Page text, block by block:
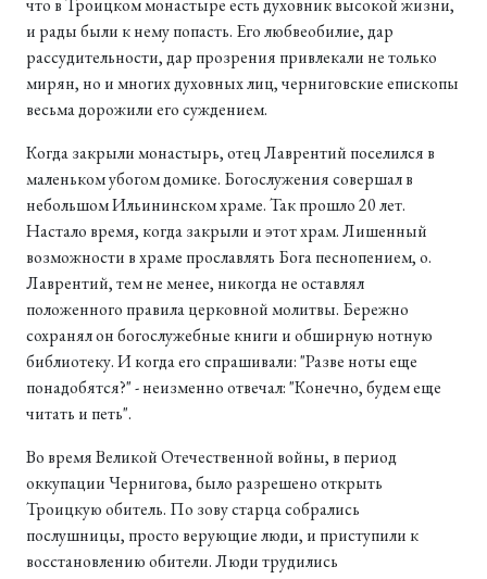
что в Троицком монастыре есть духовник высокой жизни,
и рады были к нему попасть. Его любвеобилие, дар
рассудительности, дар прозрения привлекали не только
мирян, но и многих духовных лиц, черниговские епископы
весьма дорожили его суждением.
Когда закрыли монастырь, отец Лаврентий поселился в
маленьком убогом домике. Богослужения совершал в
небольшом Ильининском храме. Так прошло 20 лет.
Настало время, когда закрыли и этот храм. Лишенный
возможности в храме прославлять Бога песнопением, о.
Лаврентий, тем не менее, никогда не оставлял
положенного правила церковной молитвы. Бережно
сохранял он богослужебные книги и обширную нотную
библиотеку. И когда его спрашивали: "Разве ноты еще
понадобятся?" - неизменно отвечал: "Конечно, будем еще
читать и петь".
Во время Великой Отечественной войны, в период
оккупации Чернигова, было разрешено открыть
Троицкую обитель. По зову старца собрались
послушницы, просто верующие люди, и приступили к
восстановлению обители. Люди трудились